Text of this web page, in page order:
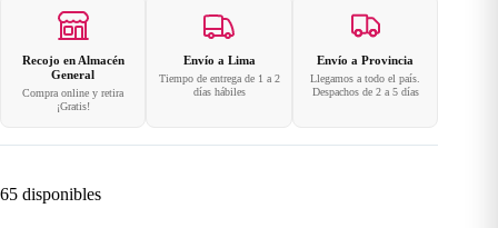
Recojo en Almacén
General
Compra online y retira
¡Gratis!
Envío a Lima
Tiempo de entrega de 1 a 2
días hábiles
Envío a Provincia
Llegamos a todo el país.
Despachos de 2 a 5 días
65 disponibles